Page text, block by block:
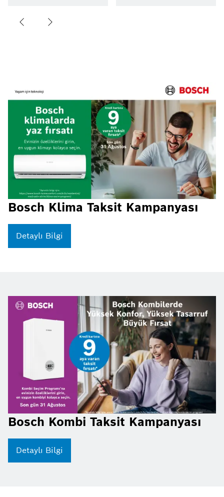
Bosch Klima Taksit Kampanyası
Detaylı Bilgi
Bosch Kombi Taksit Kampanyası
Detaylı Bilgi